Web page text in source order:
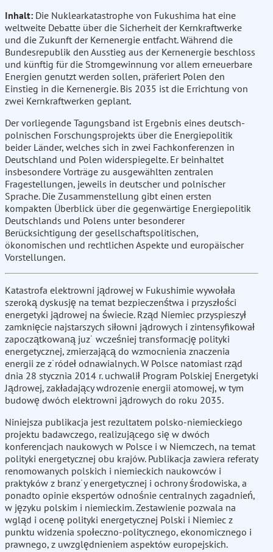
Inhalt: Die Nuklearkatastrophe von Fukushima hat eine
weltweite Debatte über die Sicherheit der Kernkraftwerke
und die Zukunft der Kernenergie entfacht. Während die
Bundesrepublik den Ausstieg aus der Kernenergie beschloss
und künftig für die Stromgewinnung vor allem erneuerbare
Energien genutzt werden sollen, präferiert Polen den
Einstieg in die Kernenergie. Bis 2035 ist die Errichtung von
zwei Kernkraftwerken geplant.
Der vorliegende Tagungsband ist Ergebnis eines deutsch-
polnischen Forschungsprojekts über die Energiepolitik
beider Länder, welches sich in zwei Fachkonferenzen in
Deutschland und Polen widerspiegelte. Er beinhaltet
insbesondere Vorträge zu ausgewählten zentralen
Fragestellungen, jeweils in deutscher und polnischer
Sprache. Die Zusammenstellung gibt einen ersten
kompakten Überblick über die gegenwärtige Energiepolitik
Deutschlands und Polens unter besonderer
Berücksichtigung der gesellschaftspolitischen,
ökonomischen und rechtlichen Aspekte und europäischer
Vorstellungen.
Katastrofa elektrowni jądrowej w Fukushimie wywołała
szeroką dyskusję na temat bezpieczenśtwa i przyszłości
energetyki jądrowej na świecie. Rząd Niemiec przyspieszył
zamknięcie najstarszych siłowni jądrowych i zintensyfikował
zapoczątkowaną juz˙ wcześniej transformację polityki
energetycznej, zmierzającą do wzmocnienia znaczenia
energii ze z˙ródeł odnawialnych. W Polsce natomiast rząd
dnia 28 stycznia 2014 r. uchwalił Program Polskiej Energetyki
Jądrowej, zakładający wdrozenie energii atomowej, w tym
budowę dwóch elektrowni jądrowych do roku 2035.
Niniejsza publikacja jest rezultatem polsko-niemieckiego
projektu badawczego, realizującego się w dwóch
konferencjach naukowych w Polsce i w Niemczech, na temat
polityki energetycznej obu krajów. Publikacja zawiera referaty
renomowanych polskich i niemieckich naukowców i
praktyków z branz˙y energetycznej i ochrony środowiska, a
ponadto opinie ekspertów odnośnie centralnych zagadnień,
w języku polskim i niemieckim. Zestawienie pozwala na
wgląd i ocenę polityki energetycznej Polski i Niemiec z
punktu widzenia społeczno-politycznego, ekonomicznego i
prawnego, z uwzględnieniem aspektów europejskich.